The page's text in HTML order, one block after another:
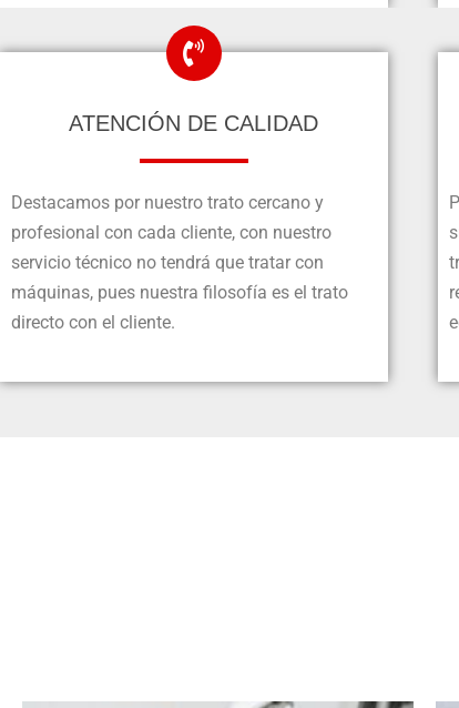
ATENCIÓN DE CALIDAD
Destacamos por nuestro trato cercano y
profesional con cada cliente, con nuestro
servicio técnico no tendrá que tratar con
máquinas, pues nuestra filosofía es el trato
directo con el cliente.